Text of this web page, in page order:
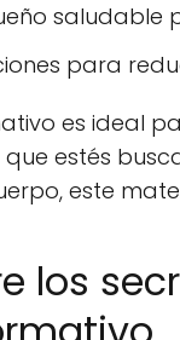
para
es ideal
que estés
este
los